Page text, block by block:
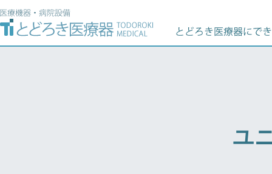
ユ